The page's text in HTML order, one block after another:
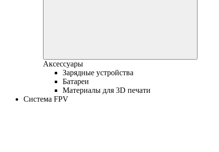
Аксессуары
Зарядные устройства
Батареи
Материалы для 3D печати
Система FPV